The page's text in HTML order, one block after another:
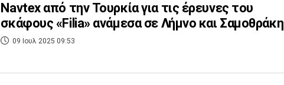
Navtex από την Τουρκία για τις έρευνες του
σκάφους «Filia» ανάμεσα σε Λήμνο και Σαμοθράκη
09 Ιουλ 2025 09:53